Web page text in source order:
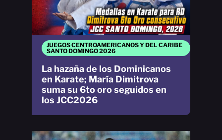
JUEGOS CENTROAMERICANOS Y DEL CARIBE
SANTO DOMINGO 2026
La hazaña de los Dominicanos
en Karate; María Dimitrova
suma su 6to oro seguidos en
los JCC2026